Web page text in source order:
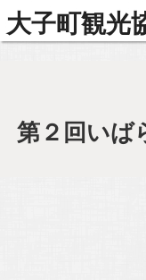
大子町観光
第２回いば